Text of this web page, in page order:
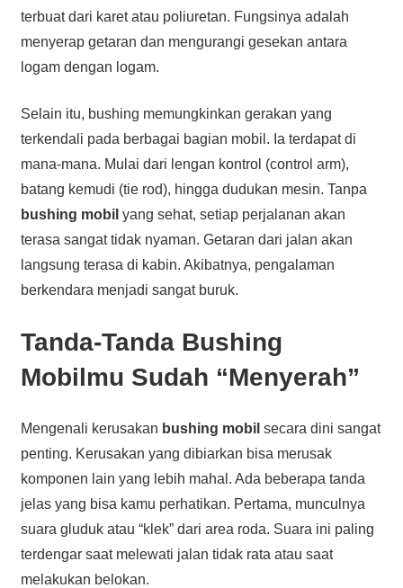
terbuat dari karet atau poliuretan. Fungsinya adalah
menyerap getaran dan mengurangi gesekan antara
logam dengan logam.
Selain itu, bushing memungkinkan gerakan yang
terkendali pada berbagai bagian mobil. Ia terdapat di
mana-mana. Mulai dari lengan kontrol (control arm),
batang kemudi (tie rod), hingga dudukan mesin. Tanpa
bushing mobil yang sehat, setiap perjalanan akan
terasa sangat tidak nyaman. Getaran dari jalan akan
langsung terasa di kabin. Akibatnya, pengalaman
berkendara menjadi sangat buruk.
Tanda-Tanda Bushing
Mobilmu Sudah “Menyerah”
Mengenali kerusakan bushing mobil secara dini sangat
penting. Kerusakan yang dibiarkan bisa merusak
komponen lain yang lebih mahal. Ada beberapa tanda
jelas yang bisa kamu perhatikan. Pertama, munculnya
suara gluduk atau “klek” dari area roda. Suara ini paling
terdengar saat melewati jalan tidak rata atau saat
melakukan belokan.